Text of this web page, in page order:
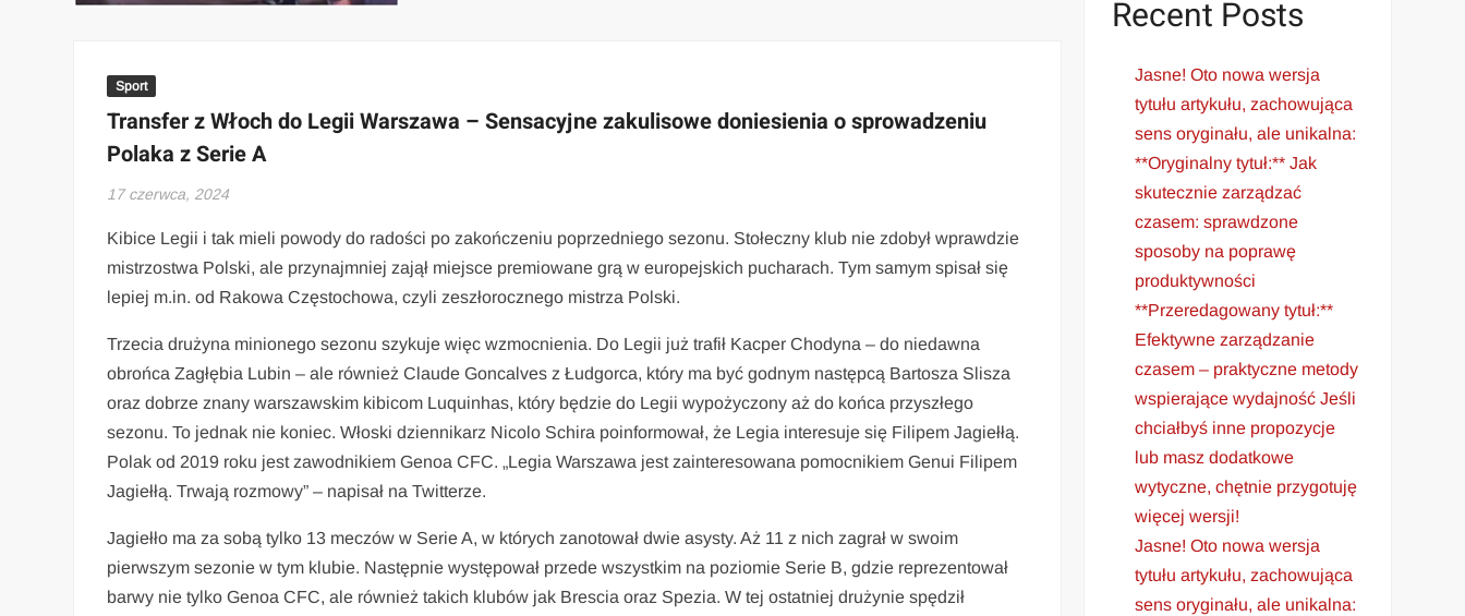
Sport
Transfer z Włoch do Legii Warszawa – Sensacyjne zakulisowe doniesienia o sprowadzeniu
Polaka z Serie A
17 czerwca, 2024
Kibice Legii i tak mieli powody do radości po zakończeniu poprzedniego sezonu. Stołeczny klub nie zdobył wprawdzie
mistrzostwa Polski, ale przynajmniej zajął miejsce premiowane grą w europejskich pucharach. Tym samym spisał się
lepiej m.in. od Rakowa Częstochowa, czyli zeszłorocznego mistrza Polski.
Trzecia drużyna minionego sezonu szykuje więc wzmocnienia. Do Legii już trafił Kacper Chodyna – do niedawna
obrońca Zagłębia Lubin – ale również Claude Goncalves z Łudgorca, który ma być godnym następcą Bartosza Slisza
oraz dobrze znany warszawskim kibicom Luquinhas, który będzie do Legii wypożyczony aż do końca przyszłego
sezonu. To jednak nie koniec. Włoski dziennikarz Nicolo Schira poinformował, że Legia interesuje się Filipem Jagiełłą.
Polak od 2019 roku jest zawodnikiem Genoa CFC. „Legia Warszawa jest zainteresowana pomocnikiem Genui Filipem
Jagiełłą. Trwają rozmowy” – napisał na Twitterze.
Jagiełło ma za sobą tylko 13 meczów w Serie A, w których zanotował dwie asysty. Aż 11 z nich zagrał w swoim
pierwszym sezonie w tym klubie. Następnie występował przede wszystkim na poziomie Serie B, gdzie reprezentował
barwy nie tylko Genoa CFC, ale również takich klubów jak Brescia oraz Spezia. W tej ostatniej drużynie spędził
Recent Posts
Jasne! Oto nowa wersja
tytułu artykułu, zachowująca
sens oryginału, ale unikalna:
**Oryginalny tytuł:** Jak
skutecznie zarządzać
czasem: sprawdzone
sposoby na poprawę
produktywności
**Przeredagowany tytuł:**
Efektywne zarządzanie
czasem – praktyczne metody
wspierające wydajność Jeśli
chciałbyś inne propozycje
lub masz dodatkowe
wytyczne, chętnie przygotuję
więcej wersji!
Jasne! Oto nowa wersja
tytułu artykułu, zachowująca
sens oryginału, ale unikalna: